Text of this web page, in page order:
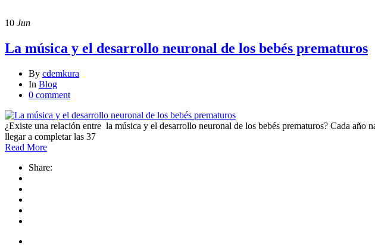
10 Jun
La música y el desarrollo neuronal de los bebés prematuros
By cdemkura
In Blog
0 comment
¿Existe una relación entre la música y el desarrollo neuronal de los bebés prematuros? Cada año
llegar a completar las 37
Read More
Share: